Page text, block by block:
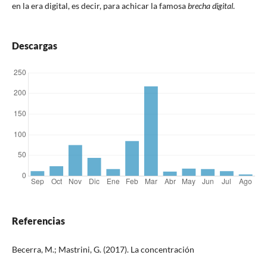
en la era digital, es decir, para achicar la famosabrecha digital.
Descargas
Referencias
Becerra, M.; Mastrini, G. (2017). La concentración